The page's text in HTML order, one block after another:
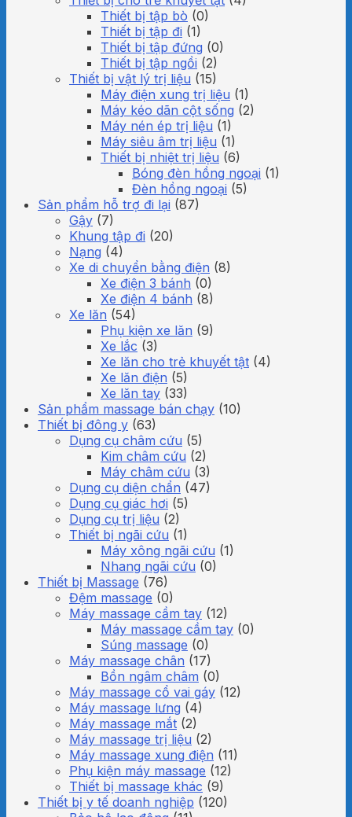
Thiết bị tập bò (0)
Thiết bị tập đi (1)
Thiết bị tập đứng (0)
Thiết bị tập ngồi (2)
Thiết bị vật lý trị liệu (15)
Máy điện xung trị liệu (1)
Máy kéo dãn cột sống (2)
Máy nén ép trị liệu (1)
Máy siêu âm trị liệu (1)
Thiết bị nhiệt trị liệu (6)
Bóng đèn hồng ngoại (1)
Đèn hồng ngoại (5)
Sản phẩm hỗ trợ đi lại (87)
Gậy (7)
Khung tập đi (20)
Nạng (4)
Xe di chuyển bằng điện (8)
Xe điện 3 bánh (0)
Xe điện 4 bánh (8)
Xe lăn (54)
Phụ kiện xe lăn (9)
Xe lắc (3)
Xe lăn cho trẻ khuyết tật (4)
Xe lăn điện (5)
Xe lăn tay (33)
Sản phẩm massage bán chạy (10)
Thiết bị đông y (63)
Dụng cụ châm cứu (5)
Kim châm cứu (2)
Máy châm cứu (3)
Dụng cụ diện chẩn (47)
Dụng cụ giác hơi (5)
Dụng cụ trị liệu (2)
Thiết bị ngãi cứu (1)
Máy xông ngãi cứu (1)
Nhang ngãi cứu (0)
Thiết bị Massage (76)
Đệm massage (0)
Máy massage cầm tay (12)
Máy massage cầm tay (0)
Súng massage (0)
Máy massage chân (17)
Bồn ngâm châm (0)
Máy massage cổ vai gáy (12)
Máy massage lưng (4)
Máy massage mắt (2)
Máy massage trị liệu (2)
Máy massage xung điện (11)
Phụ kiện máy massage (12)
Thiết bị massage khác (9)
Thiết bị y tế doanh nghiệp (120)